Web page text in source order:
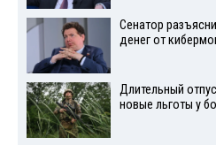
Сенатор
денег от
Длительный
новые льготы у